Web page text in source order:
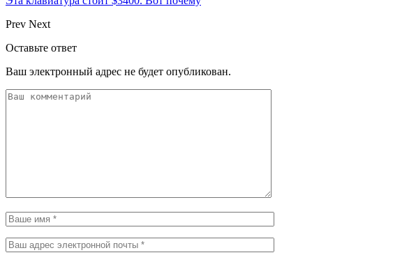
Prev Next
Оставьте ответ
Ваш электронный адрес не будет опубликован.